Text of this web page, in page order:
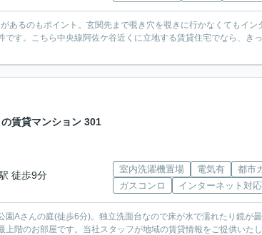
あるのもポイント。玄関先まで覗き穴を覗きに行かなくてもイン
す。こちら中央線阿佐ケ谷近くに立地する賃貸住宅でなら、き
賃貸マンション 301
徒歩9分
室内洗濯機置場 電気有
都市
ガスコンロ
インターネット対応
Aさんの庭(徒歩6分)。独立洗面台なので床が水で濡れたり鏡が曇
階のお部屋です。当社スタッフが地域の賃貸情報をご提供いた